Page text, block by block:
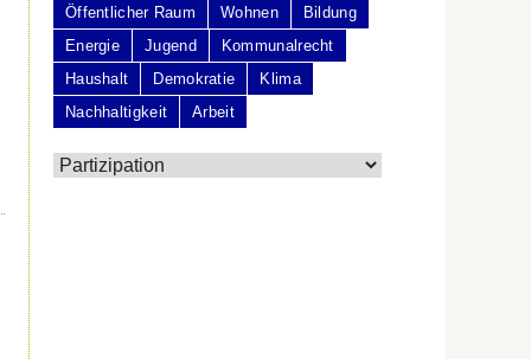
Öffentlicher Raum
Wohnen
Bildung
Energie
Jugend
Kommunalrecht
Haushalt
Demokratie
Klima
Nachhaltigkeit
Arbeit